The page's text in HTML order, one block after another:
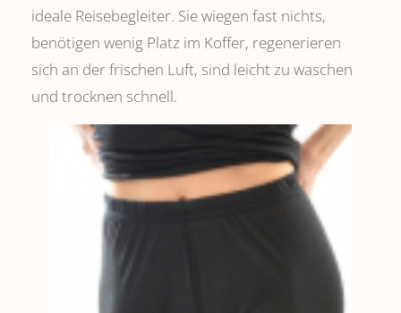
ideale Reisebegleiter. Sie wiegen fast nichts,
benötigen wenig Platz im Koffer, regenerieren
sich an der frischen Luft, sind leicht zu waschen
und trocknen schnell.